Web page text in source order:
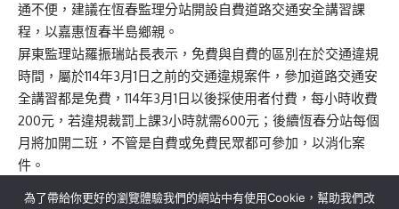
通不便，建議在恆春監理分站開設自費道路交通安全講習課
程，以嘉惠恆春半島鄉親。
屏東監理站羅振瑞站長表示，免費與自費的區別在於交通違規
時間，屬於114年3月1日之前的交通違規案件，參加道路交通安
全講習都是免費，114年3月1日以後採使用者付費，每小時收費
200元，若違規裁罰上課3小時就需600元；後續恆春分站每個
月將加開二班，不管是自費或免費民眾都可參加，以消化案
件。
為了帶給你更好的瀏覽體驗我們的網站中有使用Cookie，幫助我們改